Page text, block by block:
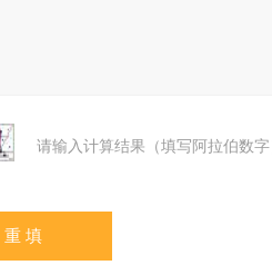
请输入计算结果（填写阿拉伯数